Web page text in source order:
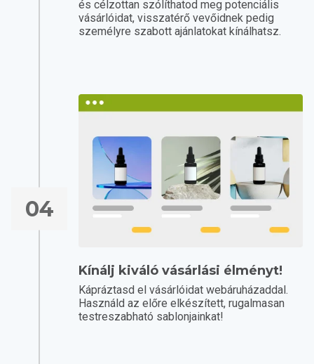
és célzottan szólíthatod meg potenciális
vásárlóidat, visszatérő vevőidnek pedig
személyre szabott ajánlatokat kínálhatsz.
04
Kínálj kiváló vásárlási élményt!
Kápráztasd el vásárlóidat webáruházaddal.
Használd az előre elkészített, rugalmasan
testreszabható sablonjainkat!